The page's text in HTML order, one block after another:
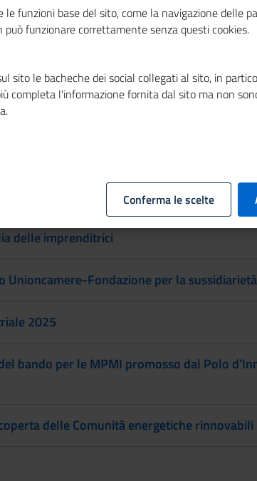
delle Camere di commercio italiane
FA L'ITALIA Sostenibilità, Europa,
delle donne che fanno impresa
dei registri europei delle imprese
ESG, presentazione Rapporto
delle imprenditrici
Unioncamere-Fondazione per la sussidiarietà
2025
bando per le MPMI promosso dal Polo
delle Comunità energetiche rinnovabili
le funzioni base del sito, come la navigazione delle
funzionare correttamente senza questi cookies.
sito le bacheche dei social collegati al sito, in
completa l'informazione fornita dal sito ma non
Conferma le scelte